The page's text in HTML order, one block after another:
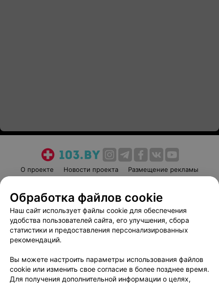
О проекте Новости проекта
Размещение рекламы
Пользовательское соглашение
Способы оплаты
Вакансии
Партнеры
Написать руководителю 103.by
Обработка персональных данных
Обработка файлов cookie
Наш сайт использует файлы cookie для обеспечения
удобства пользователей сайта, его улучшения, сбора
статистики и предоставления персонализированных
рекомендаций.
Вы можете настроить параметры использования файлов
cookie или изменить свое согласие в более позднее время.
Для получения дополнительной информации о целях,